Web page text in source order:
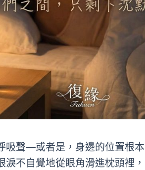
吸聲—或者是，身邊的位置根
不自覺地從眼角滑進枕頭裡